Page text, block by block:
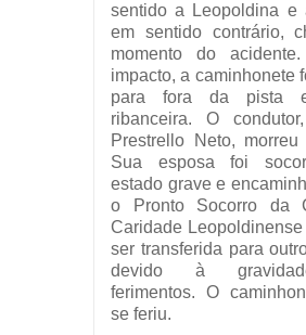
sentido a Leopoldina e
em sentido contrário,
momento do
impacto, a caminhonete
para fora da pista
ribanceira. O
Prestrello Neto,
Sua esposa foi
estado grave e
o Pronto Socorro da
Caridade Leopoldinense
ser transferida para
devido à
ferimentos. O
se feriu.